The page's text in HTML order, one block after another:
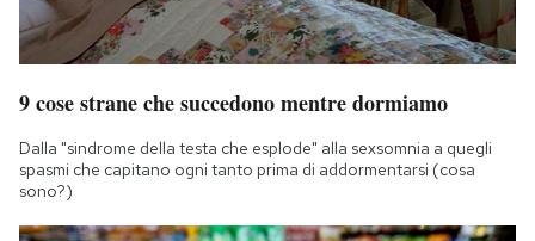
9 cose strane che succedono mentre dormiamo
Dalla "sindrome della testa che esplode" alla sexsomnia a quegli
spasmi che capitano ogni tanto prima di addormentarsi (cosa
sono?)